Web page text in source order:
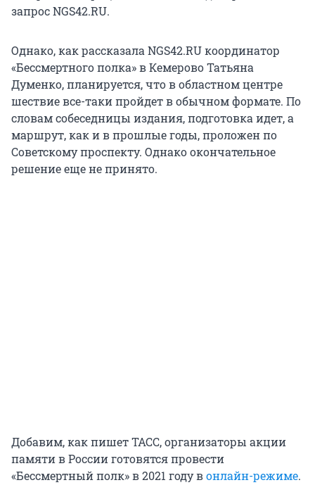
запрос NGS42.RU.
Однако, как рассказала NGS42.RU координатор
«Бессмертного полка» в Кемерово Татьяна
Думенко, планируется, что в областном центре
шествие все-таки пройдет в обычном формате. По
словам собеседницы издания, подготовка идет, а
маршрут, как и в прошлые годы, проложен по
Советскому проспекту. Однако окончательное
решение еще не принято.
Добавим, как пишет ТАСС, организаторы акции
памяти в России готовятся провести
«Бессмертный полк» в 2021 году вонлайн-режиме.